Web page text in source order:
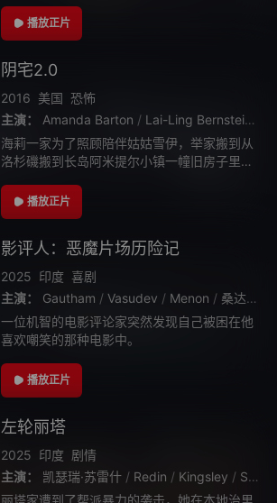
场暴风雨中，两人不幸遇难，维奥拉死里逃
播放正片
阴宅2.0
2016 美国 恐怖
主演：
Amanda Barton / Lai-Ling Bernstein
海莉一家为了照顾陪伴姑姑雪伊，举家搬到从
洛杉磯搬到长岛阿米提尔小镇一幢旧房子里。
小镇居民们对他们的態度有点奇怪。只是当房
子的怪异渐渐显露，幻觉、负面情绪不断缠身
播放正片
影评人：恶魔片场历险记
2025 印度 喜剧
主演：
Gautham / Vasudev / Menon / 桑达南
一位机智的电影评论家突然发现自己被困在他
喜欢嘲笑的那种电影中。
播放正片
左轮丽塔
2025 印度 剧情
主演：
凯瑟瑞·苏雷什 / Redin / Kingsley / Sunil
丽塔家遭到了帮派暴力的袭击，她在本地治里